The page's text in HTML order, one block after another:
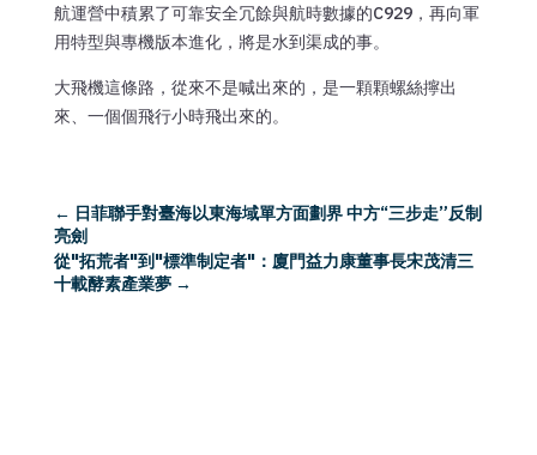
航運營中積累了可靠安全冗餘與航時數據的C929，再向軍
用特型與專機版本進化，將是水到渠成的事。
大飛機這條路，從來不是喊出來的，是一顆顆螺絲擰出
來、一個個飛行小時飛出來的。
← 日菲聯手對臺海以東海域單方面劃界 中方“三步走”反制
亮劍
從"拓荒者"到"標準制定者"：廈門益力康董事長宋茂清三
十載酵素產業夢→